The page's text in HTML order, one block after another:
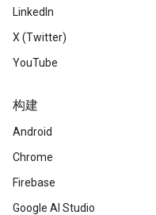
LinkedIn
X (Twitter)
YouTube
构建
Android
Chrome
Firebase
Google AI Studio